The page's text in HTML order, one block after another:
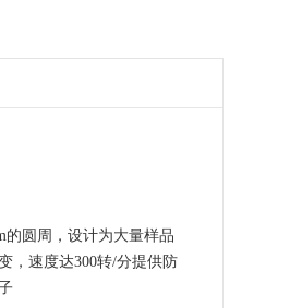
的圆周，设计为大量样品
，速度达300转/分提供防